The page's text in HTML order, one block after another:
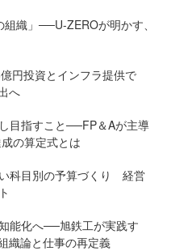
織」──U-ZEROが明かす、
円投資とインフラ提供で
へ
目指すこと──FP＆Aが主導
の算定式とは
科目別の予算づくり 経営
能化へ──旭鉄工が実践す
織論と仕事の再定義